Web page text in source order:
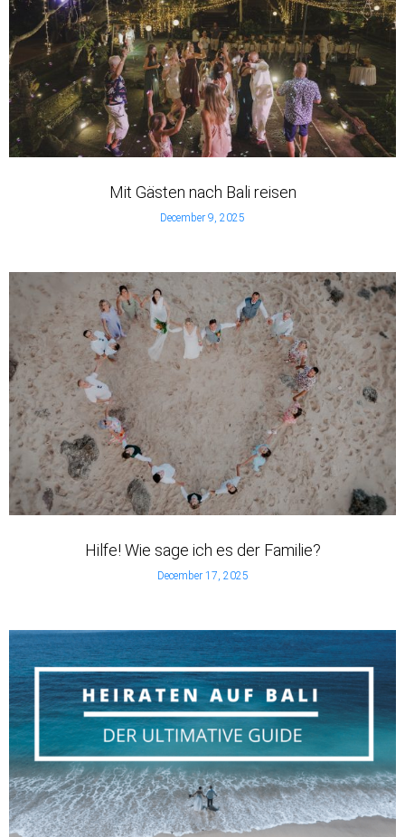
Mit Gästen nach Bali reisen
December 9, 2025
Hilfe! Wie sage ich es der Familie?
December 17, 2025